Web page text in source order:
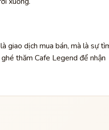
giao dịch mua bán, mà là sự
thăm Cafe Legend để nhận